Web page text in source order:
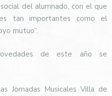
del alumnado, con el que
tan importantes como el
mutuo”.
de este año se
Jornadas Musicales Villa de